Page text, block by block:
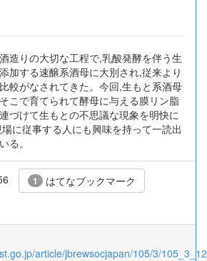
造りの大切な工程で,乳酸発酵を伴う生
加する速醸系酒母に大別され,従来より
較がなされてきた。今回,生もと系酒母
こで育てられて酵母に与える膜リン脂
づけて生もとの不思議な現象を明快に
に従事する人にも興味を持って一読出
る。
1 はてなブックマーク
article/jbrewsocjapan/105/3/